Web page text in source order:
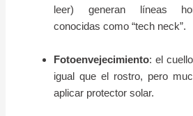
leer) generan líneas
conocidas como “tech neck”.
Fotoenvejecimiento: el
igual que el rostro, pero
aplicar protector solar.